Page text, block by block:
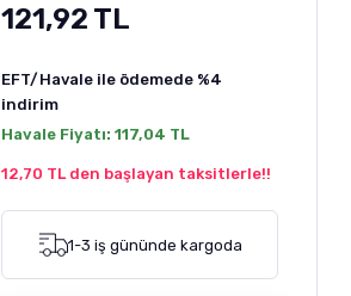
121,92 TL
EFT/Havale ile ödemede %4
indirim
Havale Fiyatı: 117,04 TL
12,70 TL den başlayan taksitlerle!!
1-3 iş gününde kargoda